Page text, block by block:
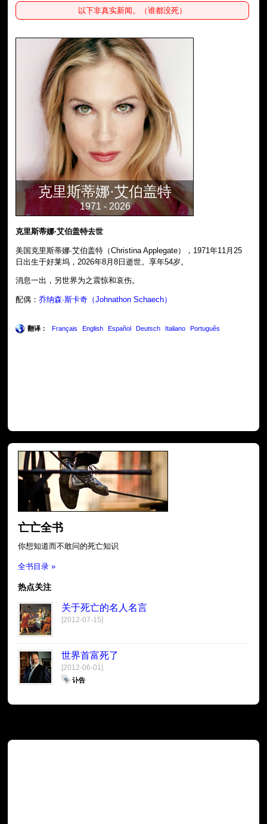
以下非真实新闻。（谁都没死）
克里斯蒂娜·艾伯盖特
1971 - 2026
克里斯蒂娜·艾伯盖特去世
美国克里斯蒂娜·艾伯盖特（Christina Applegate），1971年11月25
日出生于好莱坞，2026年8月8日逝世。享年54岁。
消息一出，另世界为之震惊和哀伤。
配偶：乔纳森·斯卡奇（Johnathon Schaech）
翻译： Français English Español Deutsch Italiano Português
亡亡全书
你想知道而不敢问的死亡知识
全书目录 »
热点关注
关于死亡的名人名言
[2012-07-15]
世界首富死了
[2012-06-01]
讣告